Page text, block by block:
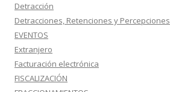
Detracción
Detracciones, Retenciones y Percepciones
EVENTOS
Extranjero
Facturación electrónica
FISCALIZACIÓN